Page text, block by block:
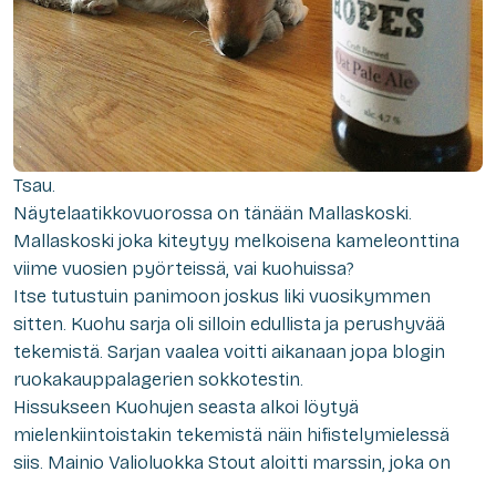
Tsau.
Näytelaatikkovuorossa on tänään Mallaskoski.
Mallaskoski joka kiteytyy melkoisena kameleonttina
viime vuosien pyörteissä, vai kuohuissa?
Itse tutustuin panimoon joskus liki vuosikymmen
sitten. Kuohu sarja oli silloin edullista ja perushyvää
tekemistä. Sarjan vaalea voitti aikanaan jopa blogin
ruokakauppalagerien sokkotestin.
Hissukseen Kuohujen seasta alkoi löytyä
mielenkiintoistakin tekemistä näin hifistelymielessä
siis. Mainio Valioluokka Stout aloitti marssin, joka on